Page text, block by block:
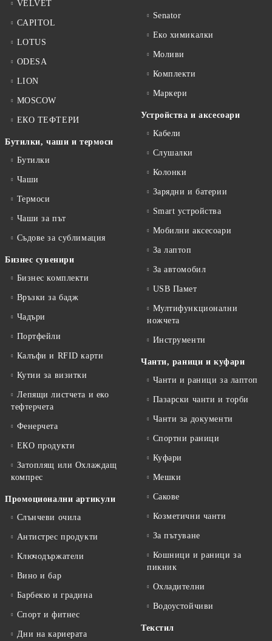
VELVET
CAPITOL
LOTUS
ODESA
LION
MOSCOW
ЕКО ТЕФТЕРИ
Бутилки, чаши и термоси
Бутилки
Чаши
Термоси
Чаши за път
Съдове за сублимация
Бизнес сувенири
Бизнес комплекти
Връзки за бадж
Чадъри
Портфейли
Калъфи и RFID карти
Кутии за визитки
Лепящи листчета и еко
тефтeрчета
Фенерчета
ЕКО продукти
Затоплящ или Охлаждащ
компрес
Промоционални артикули
Слънчеви очила
Антистрес продукти
Ключодържатели
Вино и бар
Барбекю и градина
Спорт и фитнес
Дни на кариерата
Senator
Еко химикалки
Моливи
Комплекти
Маркери
Устройства и аксесоари
Кабели
Слушалки
Колонки
Зарядни и батерии
Smart устройства
Мобилни аксесоари
За лаптоп
За автомобил
USB Памет
Мултифункционални
ножчета
Инструменти
Чанти, раници и куфари
Чанти и раници за лаптоп
Пазарски чанти и торби
Чанти за документи
Спортни раници
Куфари
Мешки
Сакове
Козметични чанти
За пътуване
Кошници и раници за
пикник
Охладителни
Водоустойчиви
Текстил